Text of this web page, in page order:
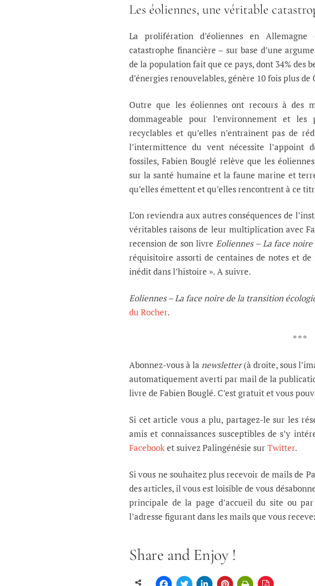
Les éoliennes, une véritable
La prolifération d’éoliennes en
catastrophe financière – sur base d’une
de la population fait que ce pays, dont 34% des
d’énergies renouvelables, génère 10 fois plus
Outre que les éoliennes ont recours à des
dommageable pour l’environnement et
recyclables et qu’elles n’entraînent pas de
l’intermittence du vent nécessite l’appoint
fossiles, Fabien Bouglé relève que les
sur la santé humaine et la faune marine et
qu’elles émettent et qu’elles rencontrent à ce
L’on reviendra aux autres conséquences de
véritables raisons de leur multiplication avec
recension de son livre Eoliennes – La face
réquisitoire assorti de centaines de notes et
inédit dans l’histoire ». A suivre.
Eoliennes – La face noire de la transition
du Rocher.
* * *
Abonnez-vous à la newsletter(à droite, sous
automatiquement averti par mail de la
livre de Fabien Bouglé. C’est gratuit et vous
Si cet article vous a plu, partagez-le sur les
amis et connaissances susceptibles de s’y
Facebooket suivez Palingénésie surTwitter.
Si vous ne souhaitez plus recevoir de mails de
des articles, il vous est loisible de vous
principale de la page d’accueil du site ou
l’adresse figurant dans les mails que vous
Share and Enjoy !